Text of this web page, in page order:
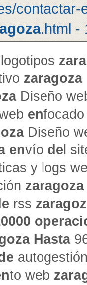
contactar-
.html -
logotipos
zaragoza
Diseño
en
Diseño
envío de l
y logs
zaragoza
rss
Hasta
to web